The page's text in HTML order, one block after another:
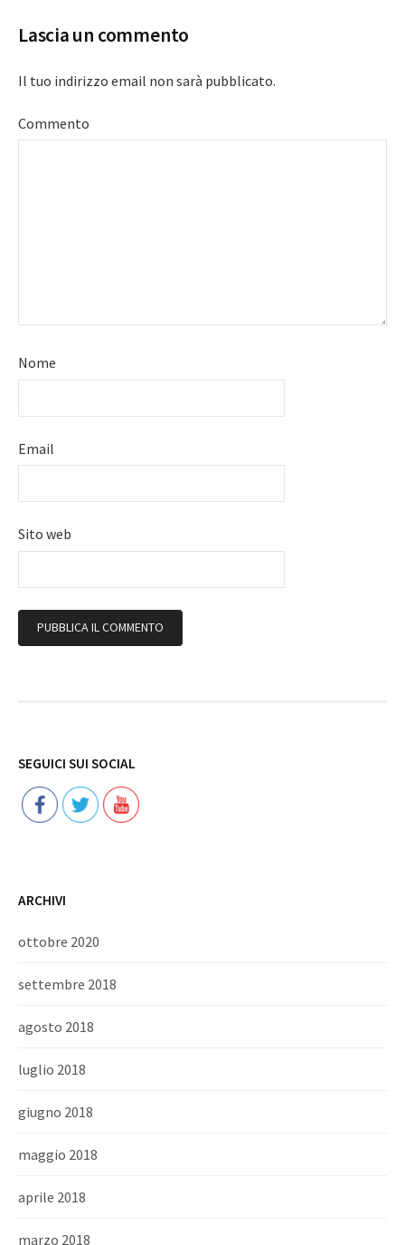
Lascia un commento
Il tuo indirizzo email non sarà pubblicato.
Commento
Nome
Email
Sito web
SEGUICI SUI SOCIAL
ARCHIVI
ottobre 2020
settembre 2018
agosto 2018
luglio 2018
giugno 2018
maggio 2018
aprile 2018
marzo 2018